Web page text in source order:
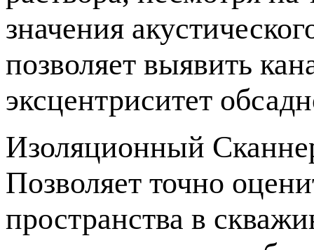
значения
позволяет выявить
эксцентриситет
Изоляционный
Позволяет точно
пространства в